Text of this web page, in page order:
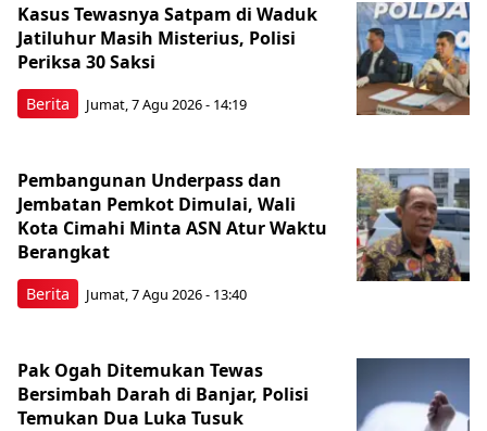
Berita
Kasus Tewasnya Satpam di Waduk
Jatiluhur Masih Misterius, Polisi
Periksa 30 Saksi
Jumat, 7 Agu 2026 - 14:19
Berita
Pembangunan Underpass dan
Jembatan Pemkot Dimulai, Wali
Kota Cimahi Minta ASN Atur Waktu
Berangkat
Jumat, 7 Agu 2026 - 13:40
Pak Ogah Ditemukan Tewas
Bersimbah Darah di Banjar, Polisi
Temukan Dua Luka Tusuk